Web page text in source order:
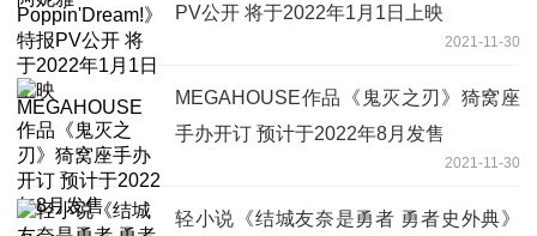
PV公开 将于2022年1月1日上映
2021-11-30
MEGAHOUSE作品《鬼灭之刃》猗窝座
手办开订 预计于2022年8月发售
2021-11-30
轻小说《结城友奈是勇者 勇者史外典》